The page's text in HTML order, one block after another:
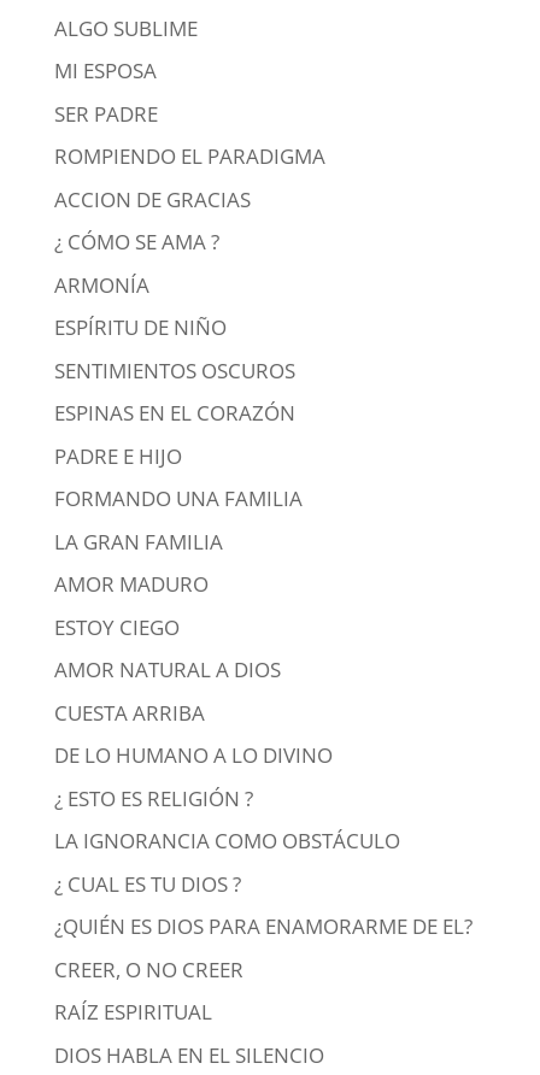
ALGO SUBLIME
MI ESPOSA
SER PADRE
ROMPIENDO EL PARADIGMA
ACCION DE GRACIAS
¿ CÓMO SE AMA ?
ARMONÍA
ESPÍRITU DE NIÑO
SENTIMIENTOS OSCUROS
ESPINAS EN EL CORAZÓN
PADRE E HIJO
FORMANDO UNA FAMILIA
LA GRAN FAMILIA
AMOR MADURO
ESTOY CIEGO
AMOR NATURAL A DIOS
CUESTA ARRIBA
DE LO HUMANO A LO DIVINO
¿ ESTO ES RELIGIÓN ?
LA IGNORANCIA COMO OBSTÁCULO
¿ CUAL ES TU DIOS ?
¿QUIÉN ES DIOS PARA ENAMORARME DE EL?
CREER, O NO CREER
RAÍZ ESPIRITUAL
DIOS HABLA EN EL SILENCIO